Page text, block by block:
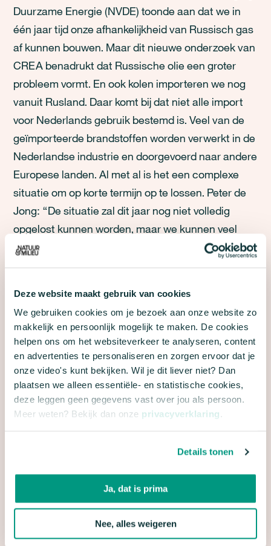
Deze website maakt gebruik van cookies
We gebruiken cookies om je bezoek aan onze website zo
makkelijk en persoonlijk mogelijk te maken. De cookies
helpen ons om het websiteverkeer te analyseren, content
en advertenties te personaliseren en zorgen ervoor dat je
onze video's kunt bekijken. Wil je dit liever niet? Dan
plaatsen we alleen essentiële- en statistische cookies,
deze leggen geen gegevens vast over jou als persoon.
Meer weten? Bekijk dan onze privacyverklaring .
Details tonen
Ja, dat is prima
Nee, alles weigeren
Duurzame Energie (NVDE) toonde aan dat we in
één jaar tijd onze afhankelijkheid van Russisch gas
af kunnen bouwen. Maar dit nieuwe onderzoek van
CREA benadrukt dat Russische olie een groter
probleem vormt. En ook kolen importeren we nog
vanuit Rusland. Daar komt bij dat niet alle import
voor Nederlands gebruik bestemd is. Veel van de
geïmporteerde brandstoffen worden verwerkt in de
Nederlandse industrie en doorgevoerd naar andere
Europese landen. Al met al is het een complexe
situatie om op korte termijn op te lossen. Peter de
Jong: “De situatie zal dit jaar nog niet volledig
opgelost kunnen worden, maar we kunnen veel
winst behalen door bepaalde groene oplossingen
stimuleren en de snellere uitrol van duurzame
aanpassingen, zoals de elektrificatie van onze
industrie.”
SNELLE BESPARINGEN MOGELIJK IN
HET VERKEER
voor het verminderen van de vraag naar
Dit is nog slechter voor het klimaat en
Rusland verdient er doorgaans veel meer
mee dan met aardgas. Sneller overgaan op
schoon en duurzaam verkeer is hiervoor een